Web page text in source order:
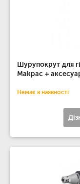
Шурупокрут для
Makpac +
Немає в наявності